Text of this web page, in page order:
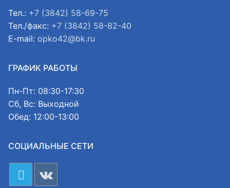
Тел.: +7 (3842) 58-69-75
Тел./факс: +7 (3842) 58-82-40
E-mail: opko42@bk.ru
ГРАФИК РАБОТЫ
Пн-Пт: 08:30-17:30
Сб, Вс: Выходной
Обед: 12:00-13:00
СОЦИАЛЬНЫЕ СЕТИ